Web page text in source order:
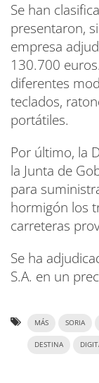
Se han
presentaron,
empresa
130.700
diferentes
teclados,
portátiles.
Por último, la
la Junta de
para
hormigón los
carreteras
Se ha
S.A. en un
MÁS SORIA
DESTINA